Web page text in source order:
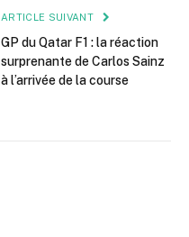
ARTICLE SUIVANT
GP du Qatar F1 : la réaction
surprenante de Carlos Sainz
à l’arrivée de la course